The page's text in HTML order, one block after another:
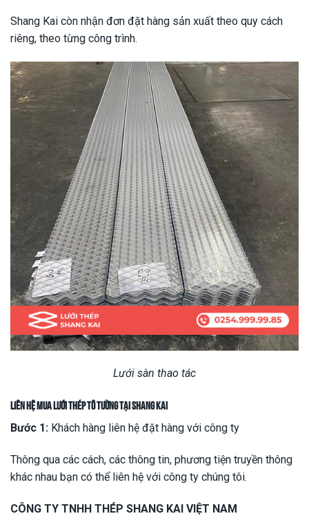
Shang Kai còn nhận đơn đặt hàng sản xuất theo quy cách
riêng, theo từng công trình.
Lưới sàn thao tác
Liên hệ mua lưới thép tô tường tại Shang Kai
Bước 1: Khách hàng liên hệ đặt hàng với công ty
Thông qua các cách, các thông tin, phương tiện truyền thông
khác nhau bạn có thể liên hệ với công ty chúng tôi.
CÔNG TY TNHH THÉP SHANG KAI VIỆT NAM